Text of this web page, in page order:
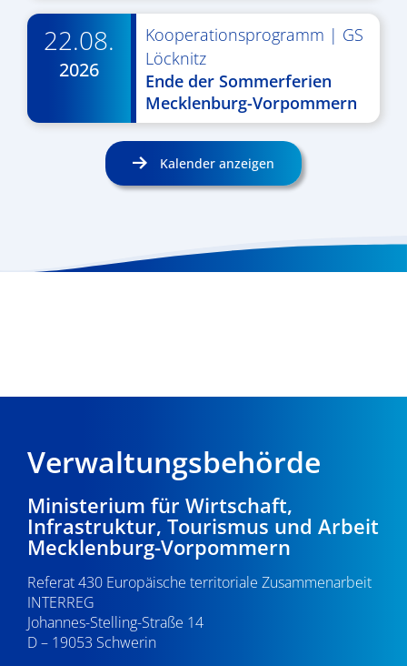
22.08.
2026
Kooperationsprogramm | GS
Löcknitz
Ende der Sommerferien
Mecklenburg-Vorpommern
Kalender anzeigen
Verwaltungsbehörde
Ministerium für Wirtschaft,
Infrastruktur, Tourismus und Arbeit
Mecklenburg-Vorpommern
Referat 430 Europäische territoriale Zusammenarbeit
INTERREG
Johannes-Stelling-Straße 14
D – 19053 Schwerin